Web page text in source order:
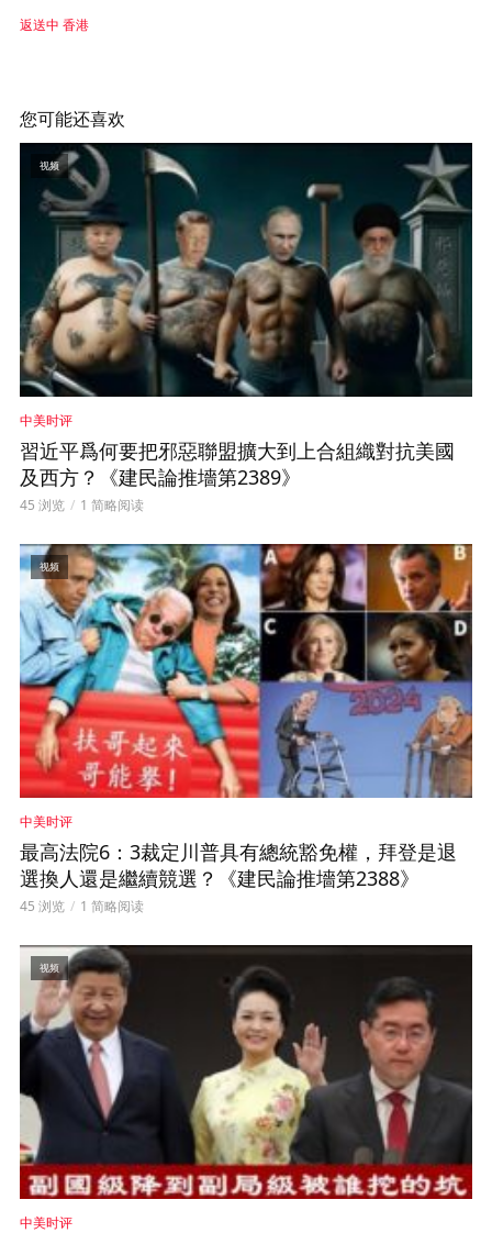
返送中 香港
您可能还喜欢
视频
中美时评
習近平爲何要把邪惡聯盟擴大到上合組織對抗美國
及西方？《建民論推墻第2389》
45 浏览 1 简略阅读
视频
中美时评
最高法院6：3裁定川普具有總統豁免權，拜登是退
選換人還是繼續競選？《建民論推墻第2388》
45 浏览 1 简略阅读
视频
中美时评